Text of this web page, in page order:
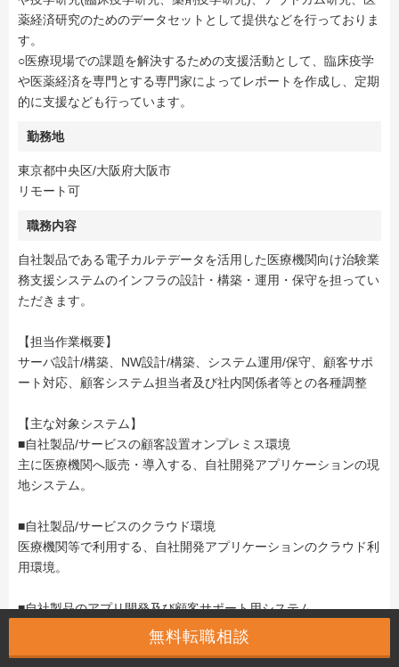
薬経済研究のためのデータセットとして提供などを行っておりま
す。
○医療現場での課題を解決するための支援活動として、臨床疫学
や医薬経済を専門とする専門家によってレポートを作成し、定期
的に支援なども行っています。
勤務地
東京都中央区/大阪府大阪市
リモート可
職務内容
自社製品である電子カルテデータを活用した医療機関向け治験業
務支援システムのインフラの設計・構築・運用・保守を担ってい
ただきます。
【担当作業概要】
サーバ設計/構築、NW設計/構築、システム運用/保守、顧客サポ
ート対応、顧客システム担当者及び社内関係者等との各種調整
【主な対象システム】
■自社製品/サービスの顧客設置オンプレミス環境
主に医療機関へ販売・導入する、自社開発アプリケーションの現
地システム。
■自社製品/サービスのクラウド環境
医療機関等で利用する、自社開発アプリケーションのクラウド利
用環境。
■自社製品のアプリ開発及び顧客サポート用システム
自社のアプリケーション開発・検証環境、及び顧客サポート業務
無料転職相談